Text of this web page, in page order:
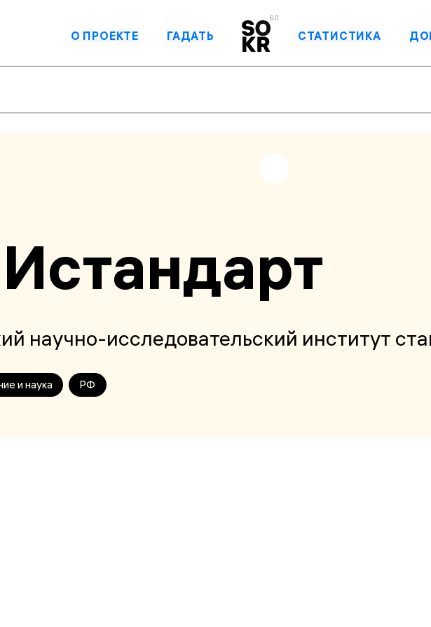
6.0
О ПРОЕКТЕ ГАДАТЬ СТАТИСТИКА
научно-исследовательский институт
и наука РФ